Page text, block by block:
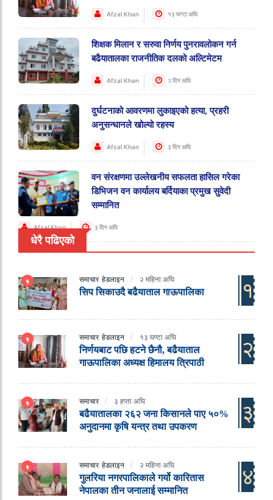
Afzal Khan १३ घण्टा अघि
शिक्षक मिलान र सरुवा निर्णय पुनरावलोकन गर्न
बढैयातालका राजनीतिक दलको अल्टिमेटम
Afzal Khan २ दिन अघि
दुर्घटनाको आवरणमा लुकाइएको हत्या, प्रहरी
अनुसन्धानले खोल्यो रहस्य
Afzal Khan ३ दिन अघि
वन संरक्षणमा उल्लेखनीय सफलता हासिल गरेका
डिभिजन वन कार्यालय बर्दियाका प्रमुख सुवेदी
सम्मानित
Afzal Khan ३ दिन अघि
धेरै पढिएको
समाचार हेडलाइन २ महिना अघि
सिप सिकाउदै बढैयाताल गाऊपालिका १
समाचार हेडलाइन १३ घण्टा अघि
निर्णयबाट पछि हटने छैनौ, बढैयाताल
गाऊपालिका अध्यक्ष हिमालय त्रिपाठी
२
समाचार ३ हप्ता अघि
बढैयातालका २६२ जना किसानले पाए ५०%
अनुदानमा कृषि यन्त्र तथा उपकरण
३
समाचार हेडलाइन २ महिना अघि
गुलरिया नगरपालिकाले गर्यो कारितास
नेपालका तीन जनालाई सम्मानित
४